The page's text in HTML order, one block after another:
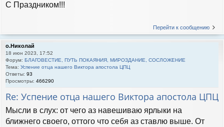
С Праздником!!!
Перейти к сообщению
о.Николай
18 июн 2023, 17:52
Форум: БЛАГОВЕСТИЕ, ПУТЬ ПОКАЯНИЯ, МИРОЗДАНИЕ, СОСЛОЖЕНИЕ
Тема: Успение отца нашего Виктора апостола ЦПЦ
Ответы: 93
Просмотры: 466290
Re: Успение отца нашего Виктора апостола ЦПЦ
Мысли в слух: от чего аз навешиваю ярлыки на
ближнего своего, оттого что себя аз ставлю выше. От